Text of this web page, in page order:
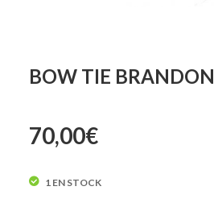
BOW TIE BRANDON
70,00€
1 EN STOCK